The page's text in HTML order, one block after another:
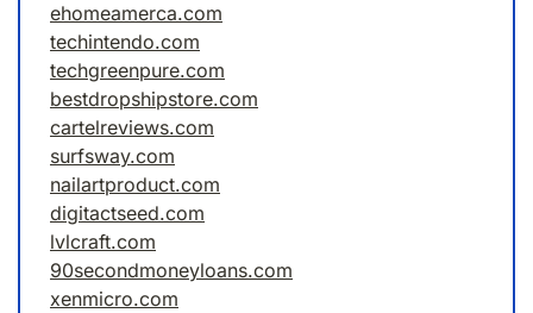
ehomeamerca.com
techintendo.com
techgreenpure.com
bestdropshipstore.com
cartelreviews.com
surfsway.com
nailartproduct.com
digitactseed.com
lvlcraft.com
90secondmoneyloans.com
xenmicro.com